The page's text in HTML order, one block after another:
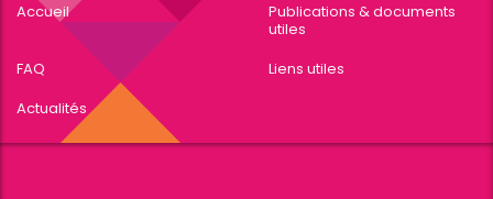
Accueil
Publications & documents
utiles
FAQ
Liens utiles
Actualités